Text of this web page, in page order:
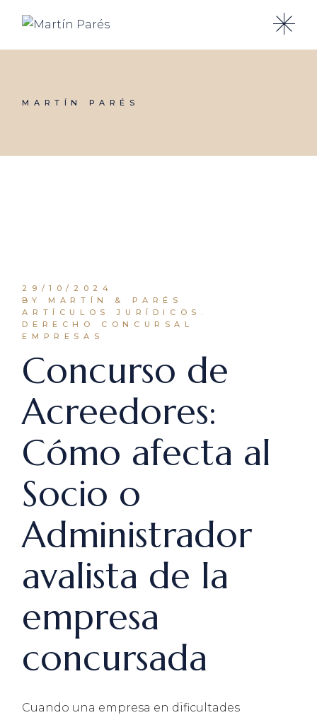
MARTÍN PARÉS
29/10/2024
BY MARTÍN & PARÉS
ARTÍCULOS JURÍDICOS.
DERECHO CONCURSAL
EMPRESAS
Concurso de
Acreedores:
Cómo afecta al
Socio o
Administrador
avalista de la
empresa
concursada
Cuando una empresa en dificultades